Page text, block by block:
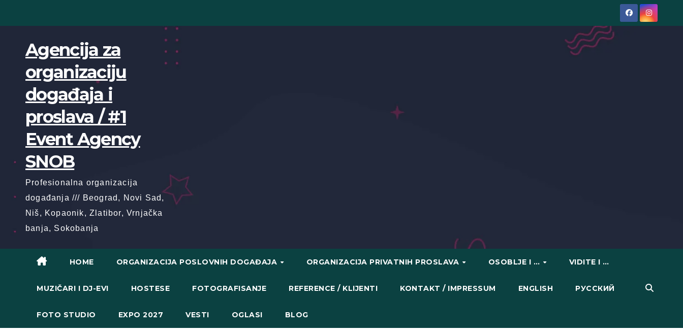
Agencija za
organizaciju
događaja i
proslava / #1
Event Agency
SNOB
Profesionalna organizacija
događanja /// Beograd, Novi Sad,
Niš, Kopaonik, Zlatibor, Vrnjačka
banja, Sokobanja
HOME ORGANIZACIJA POSLOVNIH DOGAĐAJA ORGANIZACIJA PRIVATNIH PROSLAVA OSOBLJE I … VIDITE I …
MUZIČARI I DJ-EVI HOSTESE FOTOGRAFISANJE REFERENCE / KLIJENTI KONTAKT / IMPRESSUM ENGLISH РУССКИЙ
FOTO STUDIO EXPO 2027 VESTI OGLASI BLOG